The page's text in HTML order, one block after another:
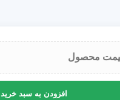
محصول
افزودن به سبد خرید